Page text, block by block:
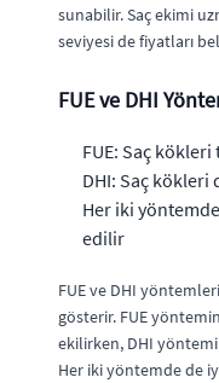
sunabilir. Saç ekimi
seviyesi de fiyatları
FUE ve DHI
FUE: Saç
DHI: Saç
Her iki
edilir
FUE ve DHI
gösterir. FUE
ekilirken, DHI
Her iki yöntemde de